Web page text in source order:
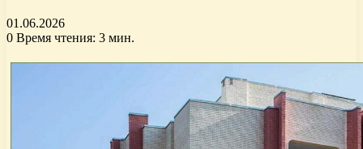
01.06.2026
0 Время чтения: 3 мин.